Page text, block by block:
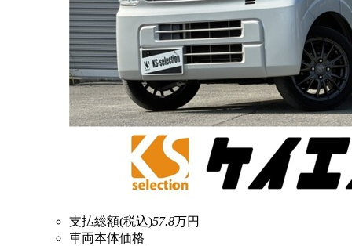
支払総額(税込)57.8万円
車両本体価格